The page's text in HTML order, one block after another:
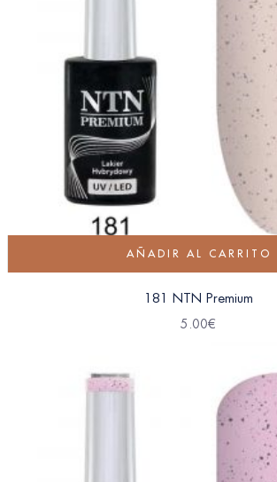
AÑADIR AL CARRITO
181 NTN Premium
5.00€